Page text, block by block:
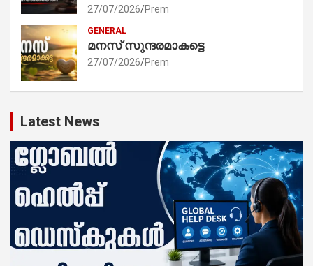
27/07/2026 Prem
GENERAL
മനസ് സുന്ദരമാകട്ടെ
27/07/2026 Prem
Latest News